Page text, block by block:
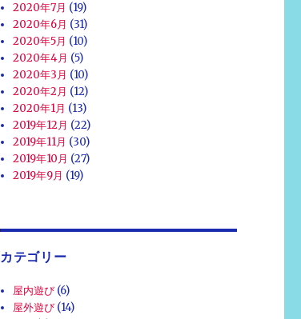
2020年7月 (19)
2020年6月 (31)
2020年5月 (10)
2020年4月 (5)
2020年3月 (10)
2020年2月 (12)
2020年1月 (13)
2019年12月 (22)
2019年11月 (30)
2019年10月 (27)
2019年9月 (19)
カテゴリー
屋内遊び (6)
屋外遊び (14)